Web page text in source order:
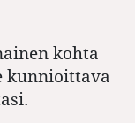
kohta
kunnioittava